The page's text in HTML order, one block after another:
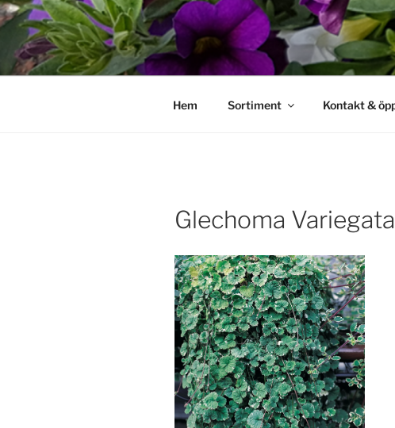
Hoppa
till
innehåll
Hem Sortiment Kontakt &
Glechoma Variegata